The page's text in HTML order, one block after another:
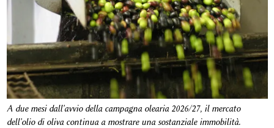
A due mesi dall'avvio della campagna olearia 2026/27, il mercato
dell'olio di oliva continua a mostrare una sostanziale immobilità.